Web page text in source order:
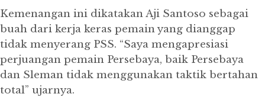
Kemenangan ini dikatakan Aji Santoso sebagai
buah dari kerja keras pemain yang dianggap
tidak menyerang PSS. “Saya mengapresiasi
perjuangan pemain Persebaya, baik Persebaya
dan Sleman tidak menggunakan taktik bertahan
total” ujarnya.